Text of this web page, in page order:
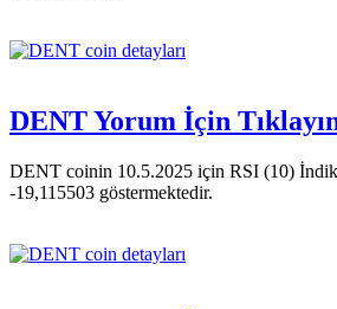
DENT Yorum İçin
DENT coinin 10.5.2025 için RSI (10)
-19,115503 göstermektedir.